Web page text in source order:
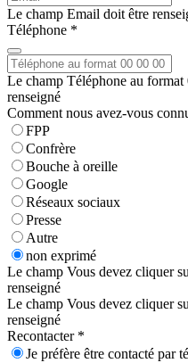
Le champ Email doit être
Téléphone *
Le champ Téléphone au
renseigné
Comment nous avez-vous
FPP
Confrère
Bouche à oreille
Google
Réseaux sociaux
Presse
Autre
non exprimé
Le champ Vous devez cliquer
renseigné
Le champ Vous devez cliquer
renseigné
Recontacter *
Je préfère être contacté par